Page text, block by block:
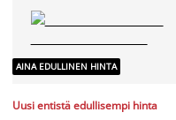
AINA EDULLINEN HINTA
Uusi entistä edullisempi hinta